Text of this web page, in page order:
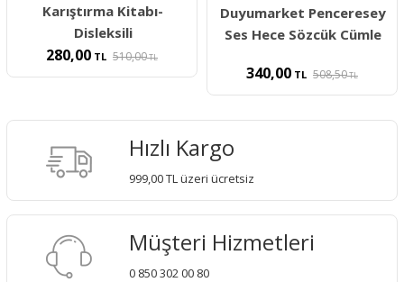
Karıştırma Kitabı-
Disleksili
280,00 TL 510,00TL
Duyumarket Penceresey
Ses Hece Sözcük Cümle
340,00 TL 508,50TL
Hızlı Kargo
999,00 TL üzeri ücretsiz
Müşteri Hizmetleri
0 850 302 00 80